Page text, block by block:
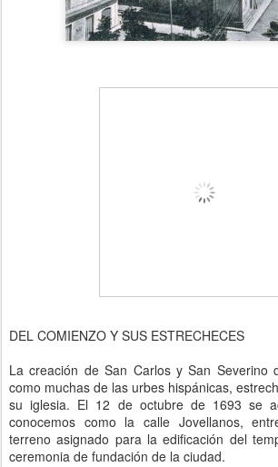
DEL COMIENZO Y SUS ESTRECHECES
La creación de San Carlos y San Severino
como muchas de las urbes hispánicas,
su iglesia. El 12 de octubre de 1693 se
conocemos como la calle Jovellanos,
terreno asignado para la edificación del
ceremonia de fundación de la ciudad.